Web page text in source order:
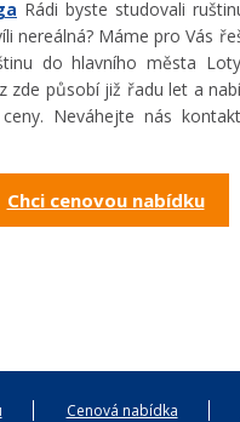
Rádi byste studovali
nereálná? Máme pro Vás
do hlavního města
zde působí již řadu let a
Neváhejte nás
Chci cenovou nabídku
Cenová nabídka